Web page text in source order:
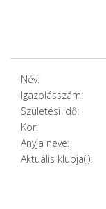
Név:
Igazolásszám:
Születési idő:
Kor:
Anyja neve:
Aktuális klubja(i):